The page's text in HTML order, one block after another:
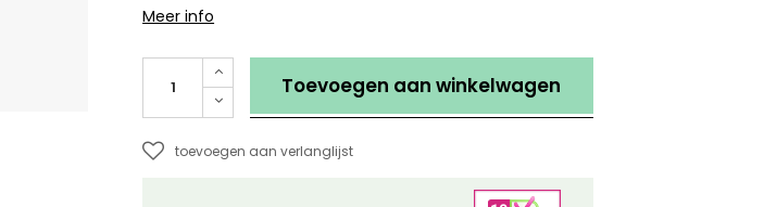
Meer info
Toevoegen aan winkelwagen
toevoegen aan verlanglijst